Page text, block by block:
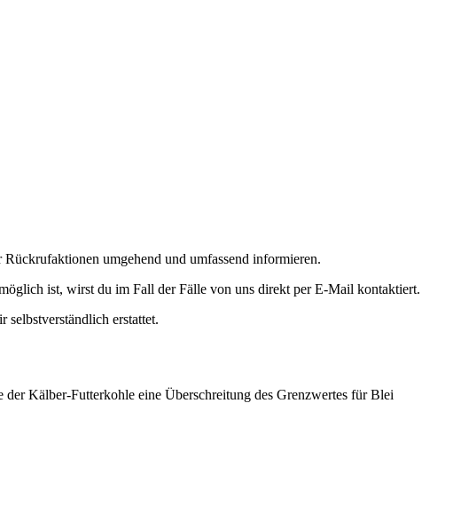
umgehend und umfassend informieren.
ist, wirst du im Fall der Fälle von uns direkt per E-Mail kontaktiert.
erstattet.
Kälber-Futterkohle eine Überschreitung des Grenzwertes für Blei